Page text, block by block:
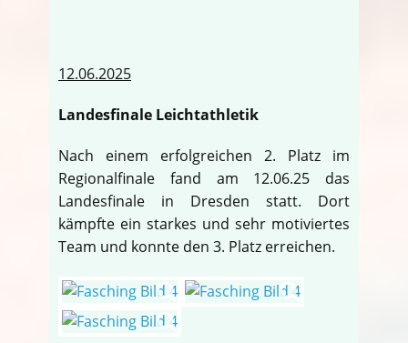
12.06.2025
Landesfinale Leichtathletik
Nach einem erfolgreichen 2. Platz im
Regionalfinale fand am 12.06.25 das
Landesfinale in Dresden statt. Dort
kämpfte ein starkes und sehr motiviertes
Team und konnte den 3. Platz erreichen.